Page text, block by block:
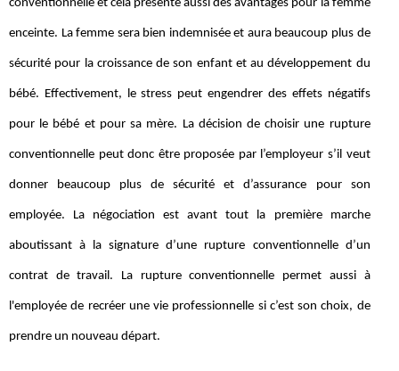
conventionnelle et cela présente aussi des avantages pour la femme
enceinte. La femme sera bien indemnisée et aura beaucoup plus de
sécurité pour la croissance de son enfant et au développement du
bébé. Effectivement, le stress peut engendrer des effets négatifs
pour le bébé et pour sa mère. La décision de choisir une rupture
conventionnelle peut donc être proposée par l’employeur s’il veut
donner beaucoup plus de sécurité et d’assurance pour son
employée. La négociation est avant tout la première marche
aboutissant à la signature d’une rupture conventionnelle d’un
contrat de travail. La rupture conventionnelle permet aussi à
l'employée de recréer une vie professionnelle si c’est son choix, de
prendre un nouveau départ.